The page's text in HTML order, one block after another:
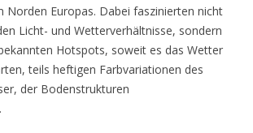
Norden Europas. Dabei faszinierten nicht
Licht- und Wetterverhältnisse, sondern
Hotspots, soweit es das Wetter
teils heftigen Farbvariationen des
der Bodenstrukturen